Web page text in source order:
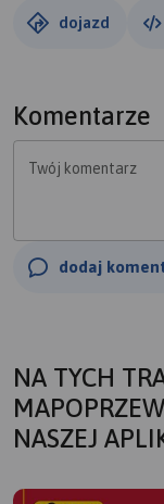
dojazd
Komentarze
Twój komentarz
dodaj
NA TYCH
NASZEJ